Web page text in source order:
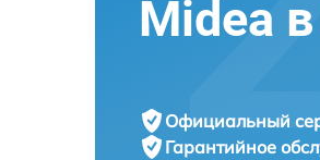
Midea
Официальный
Гарантийное